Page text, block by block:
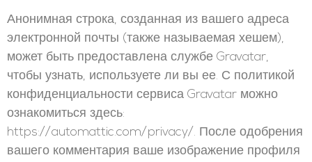
Анонимная строка, созданная из вашего адреса
электронной почты (также называемая хешем),
может быть предоставлена службе Gravatar,
чтобы узнать, используете ли вы ее. С политикой
конфиденциальности сервиса Gravatar можно
ознакомиться здесь:
https://automattic.com/privacy/. После одобрения
вашего комментария ваше изображение профиля